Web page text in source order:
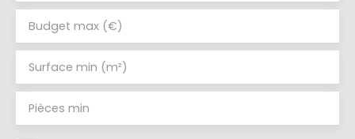
Budget max (€)
Surface min (m²)
Pièces min